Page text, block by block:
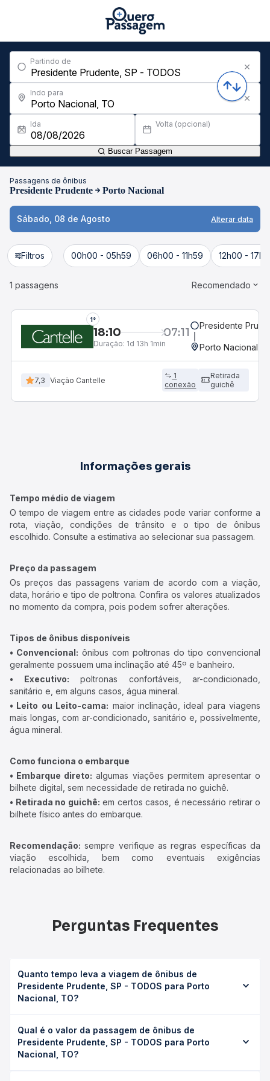
Partindo de
Indo para
Ida Volta (opcional)
Buscar Passagem
Passagens de ônibus
Presidente Prudente Porto Nacional
Sábado, 08 de Agosto Alterar data
Filtros 00h00 - 05h59 06h00 - 11h59 12h00 -
1 passagens Recomendado
1°
18:10 07:11
Duração: 1d 13h 1min
Presidente
Porto Nacional,
7,3 Viação Cantelle
1
conexão
Retirada
guichê
Informações gerais
Tempo médio de viagem
O tempo de viagem entre as cidades pode variar conforme a
rota, viação, condições de trânsito e o tipo de ônibus
escolhido. Consulte a estimativa ao selecionar sua passagem.
Preço da passagem
Os preços das passagens variam de acordo com a viação,
data, horário e tipo de poltrona. Confira os valores atualizados
no momento da compra, pois podem sofrer alterações.
Tipos de ônibus disponíveis
• Convencional: ônibus com poltronas do tipo convencional
geralmente possuem uma inclinação até 45º e banheiro.
• Executivo: poltronas confortáveis, ar-condicionado,
sanitário e, em alguns casos, água mineral.
• Leito ou Leito-cama: maior inclinação, ideal para viagens
mais longas, com ar-condicionado, sanitário e, possivelmente,
água mineral.
Como funciona o embarque
• Embarque direto: algumas viações permitem apresentar o
bilhete digital, sem necessidade de retirada no guichê.
• Retirada no guichê: em certos casos, é necessário retirar o
bilhete físico antes do embarque.
Recomendação: sempre verifique as regras específicas da
viação escolhida, bem como eventuais exigências
relacionadas ao bilhete.
Perguntas Frequentes
Quanto tempo leva a viagem de ônibus de
Presidente Prudente, SP - TODOS para Porto
Nacional, TO?
para Porto Nacional, TO leva em média 0 horas, podendo
variar conforme a viação, o tipo de serviço (convencional,
executivo ou leito) e as condições de tráfego. Na Quero
Qual é o valor da passagem de ônibus de
Presidente Prudente, SP - TODOS para Porto
Nacional, TO?